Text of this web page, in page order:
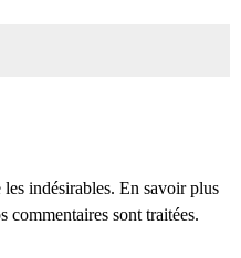
indésirables. En savoir plus
commentaires sont traitées.